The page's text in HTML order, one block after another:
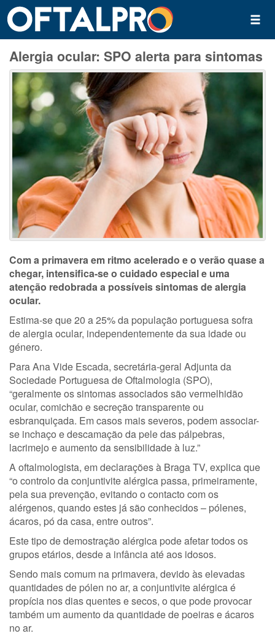
Alergia ocular: SPO alerta para sintomas
Com a primavera em ritmo acelerado e o verão quase a
chegar, intensifica-se o cuidado especial e uma
atenção redobrada a possíveis sintomas de alergia
ocular.
Estima-se que 20 a 25% da população portuguesa sofra
de alergia ocular, independentemente da sua idade ou
género.
Para Ana Vide Escada, secretária-geral Adjunta da
Sociedade Portuguesa de Oftalmologia (SPO),
“geralmente os sintomas associados são vermelhidão
ocular, comichão e secreção transparente ou
esbranquiçada. Em casos mais severos, podem associar-
se inchaço e descamação da pele das pálpebras,
lacrimejo e aumento da sensibilidade à luz.”
A oftalmologista, em declarações à Braga TV, explica que
“o controlo da conjuntivite alérgica passa, primeiramente,
pela sua prevenção, evitando o contacto com os
alérgenos, quando estes já são conhecidos – pólenes,
ácaros, pó da casa, entre outros”.
Este tipo de demostração alérgica pode afetar todos os
grupos etários, desde a infância até aos idosos.
Sendo mais comum na primavera, devido às elevadas
quantidades de pólen no ar, a conjuntivite alérgica é
propícia nos dias quentes e secos, o que pode provocar
também um aumento da quantidade de poeiras e ácaros
no ar.